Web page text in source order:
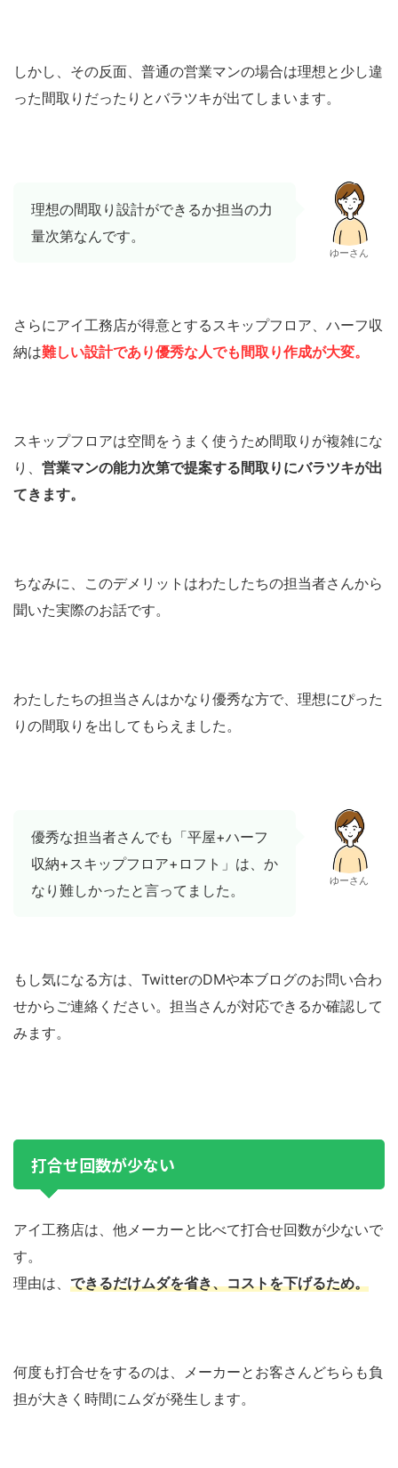
しかし、その反面、普通の営業マンの場合は理想と少し違
った間取りだったりとバラツキが出てしまいます。
理想の間取り設計ができるか担当の力
量次第なんです。
ゆーさん
さらにアイ工務店が得意とするスキップフロア、ハーフ収
納は難しい設計であり優秀な人でも間取り作成が大変。
スキップフロアは空間をうまく使うため間取りが複雑にな
り、 営業マンの能力次第で提案する間取りにバラツキが出
てきます。
ちなみに、このデメリットはわたしたちの担当者さんから
聞いた実際のお話です。
わたしたちの担当さんはかなり優秀な方で、理想にぴった
りの間取りを出してもらえました。
優秀な担当者さんでも「平屋+ハーフ
収納+スキップフロア+ロフト」は、か
なり難しかったと言ってました。
ゆーさん
もし気になる方は、TwitterのDMや本ブログのお問い合わ
せからご連絡ください。担当さんが対応できるか確認して
みます。
打合せ回数が少ない
アイ工務店は、他メーカーと比べて打合せ回数が少ないで
す。
理由は、 できるだけムダを省き、コストを下げるため。
何度も打合せをするのは、メーカーとお客さんどちらも負
担が大きく時間にムダが発生します。